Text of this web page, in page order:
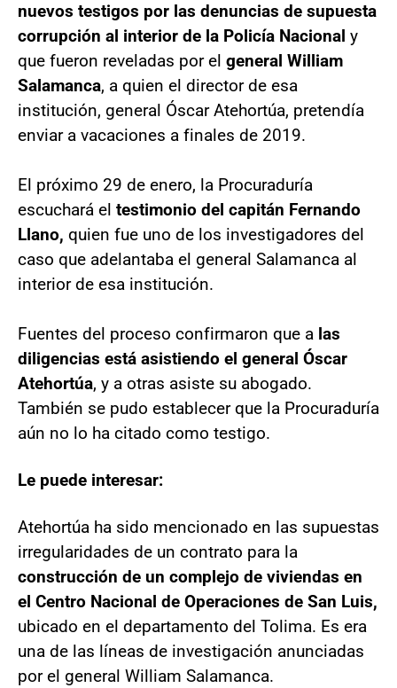
nuevos testigos por las denuncias de supuesta
corrupción al interior de la Policía Nacional y
que fueron reveladas por el general William
Salamanca, a quien el director de esa
institución, general Óscar Atehortúa, pretendía
enviar a vacaciones a finales de 2019.
El próximo 29 de enero, la Procuraduría
escuchará el testimonio del capitán Fernando
Llano, quien fue uno de los investigadores del
caso que adelantaba el general Salamanca al
interior de esa institución.
Fuentes del proceso confirmaron que a las
diligencias está asistiendo el general Óscar
Atehortúa, y a otras asiste su abogado.
También se pudo establecer que la Procuraduría
aún no lo ha citado como testigo.
Le puede interesar:
Atehortúa ha sido mencionado en las supuestas
irregularidades de un contrato para la
construcción de un complejo de viviendas en
el Centro Nacional de Operaciones de San Luis,
ubicado en el departamento del Tolima. Es era
una de las líneas de investigación anunciadas
por el general William Salamanca.